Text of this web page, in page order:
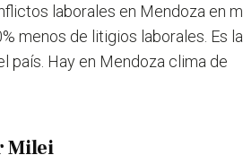
laborales en Mendoza en
menos de litigios laborales. Es la
país. Hay en Mendoza clima de
Milei